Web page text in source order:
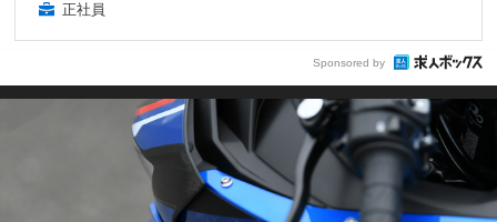
正社員
Sponsored by